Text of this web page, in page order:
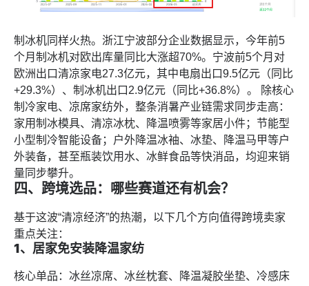
制冰机同样火热。浙江宁波部分企业数据显示，今年前5
个月制冰机对欧出库量同比大涨超70%。宁波前5个月对
欧洲出口清凉家电27.3亿元，其中电扇出口9.5亿元（同比
+29.3%）、制冰机出口2.9亿元（同比+36.8%）。 除核心
制冷家电、凉席家纺外，整条消暑产业链需求同步走高：
家用制冰模具、清凉冰枕、降温喷雾等家居小件；节能型
小型制冷智能设备；户外降温冰袖、冰垫、降温马甲等户
外装备，甚至瓶装饮用水、冰鲜食品等快消品，均迎来销
量同步攀升。
四、跨境选品：哪些赛道还有机会？
基于这波“清凉经济”的热潮，以下几个方向值得跨境卖家
重点关注：
1、 居家免安装降温家纺
核心单品：冰丝凉席、冰丝枕套、降温凝胶坐垫、冷感床